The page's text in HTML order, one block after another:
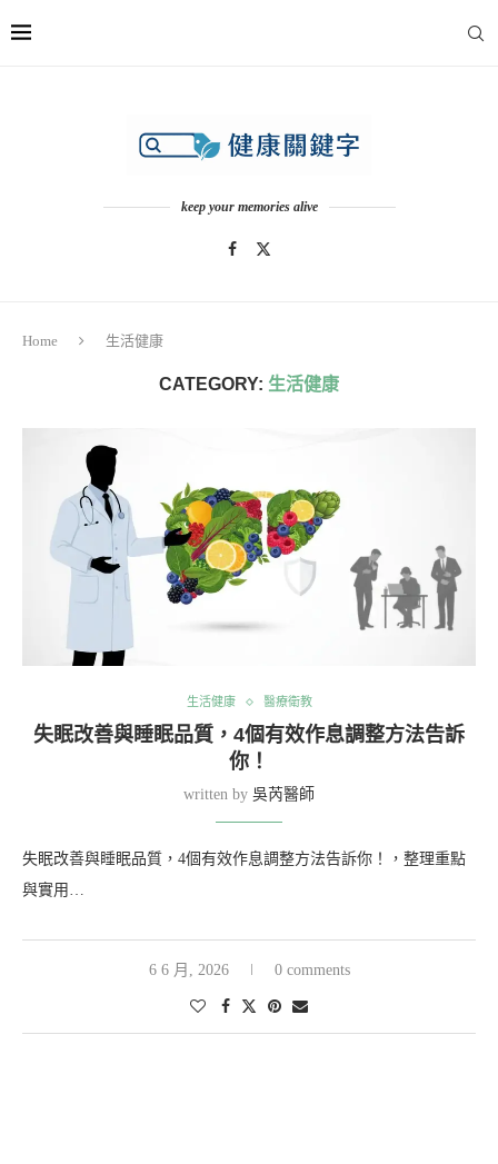
keep your memories alive
Home 生活健康
CATEGORY: 生活健康
生活健康 醫療衛教
失眠改善與睡眠品質，4個有效作息調整方法告訴
你！
written by 吳芮醫師
失眠改善與睡眠品質，4個有效作息調整方法告訴你！，整理重點
與實用…
6 6 月, 2026 0 comments